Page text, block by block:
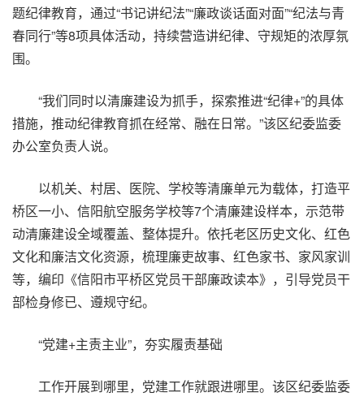
题纪律教育，通过“书记讲纪法”“廉政谈话面对面”“纪法与青
春同行”等8项具体活动，持续营造讲纪律、守规矩的浓厚氛
围。
“我们同时以清廉建设为抓手，探索推进“纪律+”的具体
措施，推动纪律教育抓在经常、融在日常。”该区纪委监委
办公室负责人说。
以机关、村居、医院、学校等清廉单元为载体，打造平
桥区一小、信阳航空服务学校等7个清廉建设样本，示范带
动清廉建设全域覆盖、整体提升。依托老区历史文化、红色
文化和廉洁文化资源，梳理廉吏故事、红色家书、家风家训
等，编印《信阳市平桥区党员干部廉政读本》，引导党员干
部检身修已、遵规守纪。
“党建+主责主业”，夯实履责基础
工作开展到哪里，党建工作就跟进哪里。该区纪委监委